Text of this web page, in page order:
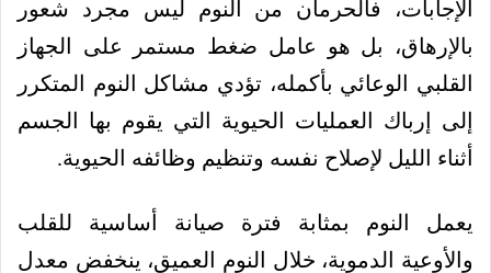
الإجابات، فالحرمان من النوم ليس مجرد شعور
بالإرهاق، بل هو عامل ضغط مستمر على الجهاز
القلبي الوعائي بأكمله، تؤدي مشاكل النوم المتكرر
إلى إرباك العمليات الحيوية التي يقوم بها الجسم
أثناء الليل لإصلاح نفسه وتنظيم وظائفه الحيوية.
يعمل النوم بمثابة فترة صيانة أساسية للقلب
والأوعية الدموية، خلال النوم العميق، ينخفض معدل